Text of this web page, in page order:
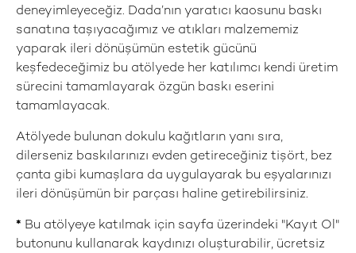
deneyimleyeceğiz. Dada’nın yaratıcı kaosunu baskı
sanatına taşıyacağımız ve atıkları malzememiz
yaparak ileri dönüşümün estetik gücünü
keşfedeceğimiz bu atölyede her katılımcı kendi üretim
sürecini tamamlayarak özgün baskı eserini
tamamlayacak.
Atölyede bulunan dokulu kağıtların yanı sıra,
dilerseniz baskılarınızı evden getireceğiniz tişört, bez
çanta gibi kumaşlara da uygulayarak bu eşyalarınızı
ileri dönüşümün bir parçası haline getirebilirsiniz.
* Bu atölyeye katılmak için sayfa üzerindeki "Kayıt Ol"
butonunu kullanarak kaydınızı oluşturabilir, ücretsiz